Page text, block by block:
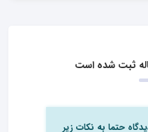
حتما به نکات زیر